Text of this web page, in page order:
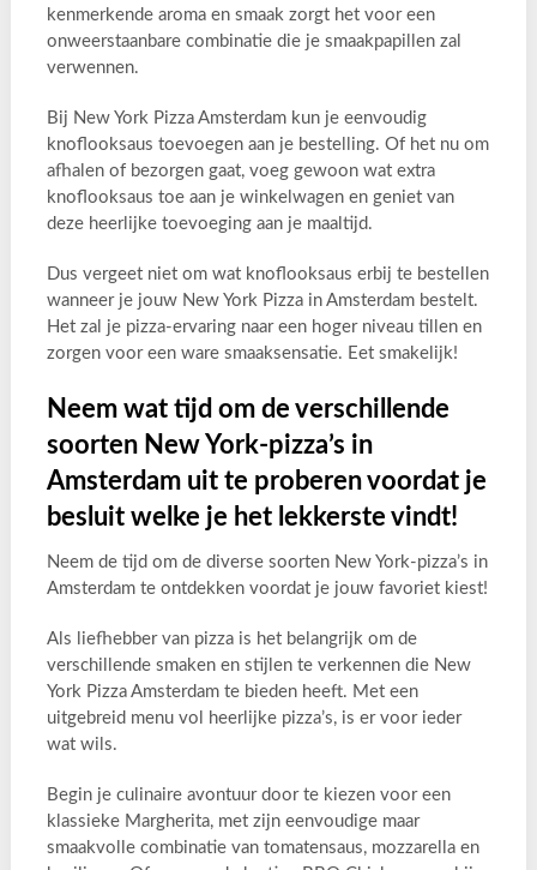
kenmerkende aroma en smaak zorgt het voor een
onweerstaanbare combinatie die je smaakpapillen zal
verwennen.
Bij New York Pizza Amsterdam kun je eenvoudig
knoflooksaus toevoegen aan je bestelling. Of het nu om
afhalen of bezorgen gaat, voeg gewoon wat extra
knoflooksaus toe aan je winkelwagen en geniet van
deze heerlijke toevoeging aan je maaltijd.
Dus vergeet niet om wat knoflooksaus erbij te bestellen
wanneer je jouw New York Pizza in Amsterdam bestelt.
Het zal je pizza-ervaring naar een hoger niveau tillen en
zorgen voor een ware smaaksensatie. Eet smakelijk!
Neem wat tijd om de verschillende
soorten New York-pizza’s in
Amsterdam uit te proberen voordat je
besluit welke je het lekkerste vindt!
Neem de tijd om de diverse soorten New York-pizza’s in
Amsterdam te ontdekken voordat je jouw favoriet kiest!
Als liefhebber van pizza is het belangrijk om de
verschillende smaken en stijlen te verkennen die New
York Pizza Amsterdam te bieden heeft. Met een
uitgebreid menu vol heerlijke pizza’s, is er voor ieder
wat wils.
Begin je culinaire avontuur door te kiezen voor een
klassieke Margherita, met zijn eenvoudige maar
smaakvolle combinatie van tomatensaus, mozzarella en